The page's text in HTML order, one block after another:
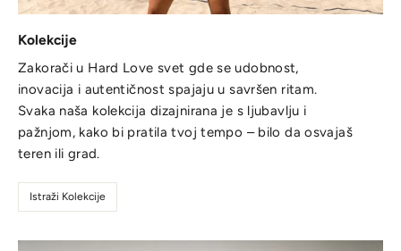
Kolekcije
Zakorači u Hard Love svet gde se udobnost,
inovacija i autentičnost spajaju u savršen ritam.
Svaka naša kolekcija dizajnirana je s ljubavlju i
pažnjom, kako bi pratila tvoj tempo – bilo da osvajaš
teren ili grad.
Istraži Kolekcije